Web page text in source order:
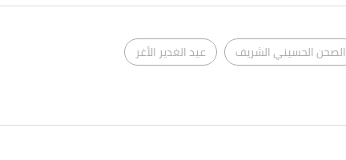
الصحن الحسيني الشريف عيد الغدير الأغر